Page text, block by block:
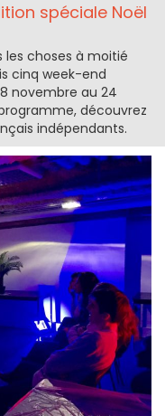
spéciale Noël
les choses à moitié
cinq week-end
novembre au 24
découvrez
indépendants.